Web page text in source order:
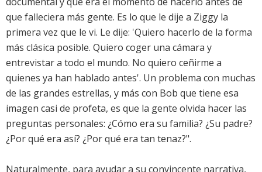
que falleciera más gente. Es lo que le dije a Ziggy la
primera vez que le vi. Le dije: 'Quiero hacerlo de la forma
más clásica posible. Quiero coger una cámara y
entrevistar a todo el mundo. No quiero ceñirme a
quienes ya han hablado antes'. Un problema con muchas
de las grandes estrellas, y más con Bob que tiene esa
imagen casi de profeta, es que la gente olvida hacer las
preguntas personales: ¿Cómo era su familia? ¿Su padre?
¿Por qué era así? ¿Por qué era tan tenaz?".
Naturalmente, para ayudar a su convincente narrativa,